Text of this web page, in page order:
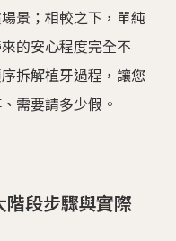
景；相較之下，單純
的安心程度完全不
拆解植牙過程，讓您
需要請多少假。
階段步驟與實際